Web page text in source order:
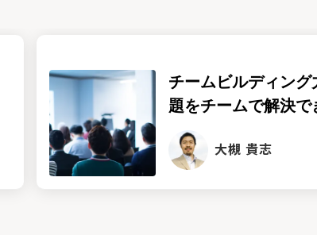
チームビルディン
題をチームで解決
大槻 貴志